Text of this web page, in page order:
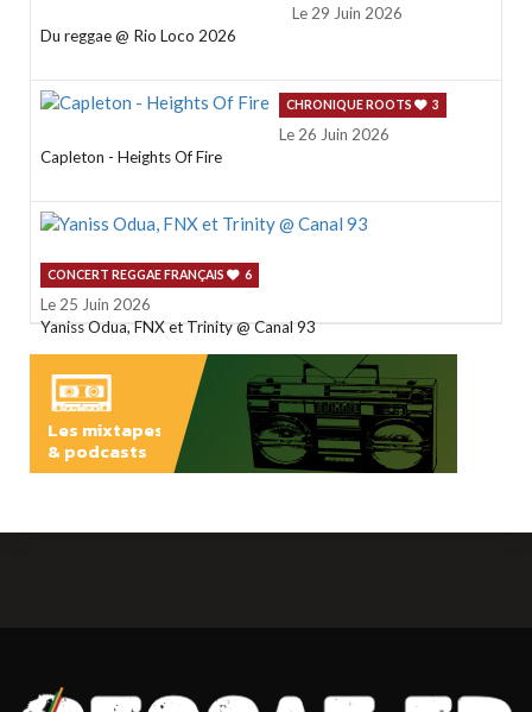
Le 29 Juin 2026
Du reggae @ Rio Loco 2026
CHRONIQUE ROOTS 3
Le 26 Juin 2026
Capleton - Heights Of Fire
CONCERT REGGAE FRANÇAIS 6
Le 25 Juin 2026
Yaniss Odua, FNX et Trinity @ Canal 93
Les mixtapes
& podcasts